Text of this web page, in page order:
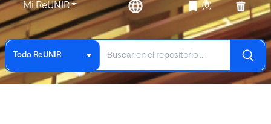
Mi ReUNIR (0)
Todo ReUNIR